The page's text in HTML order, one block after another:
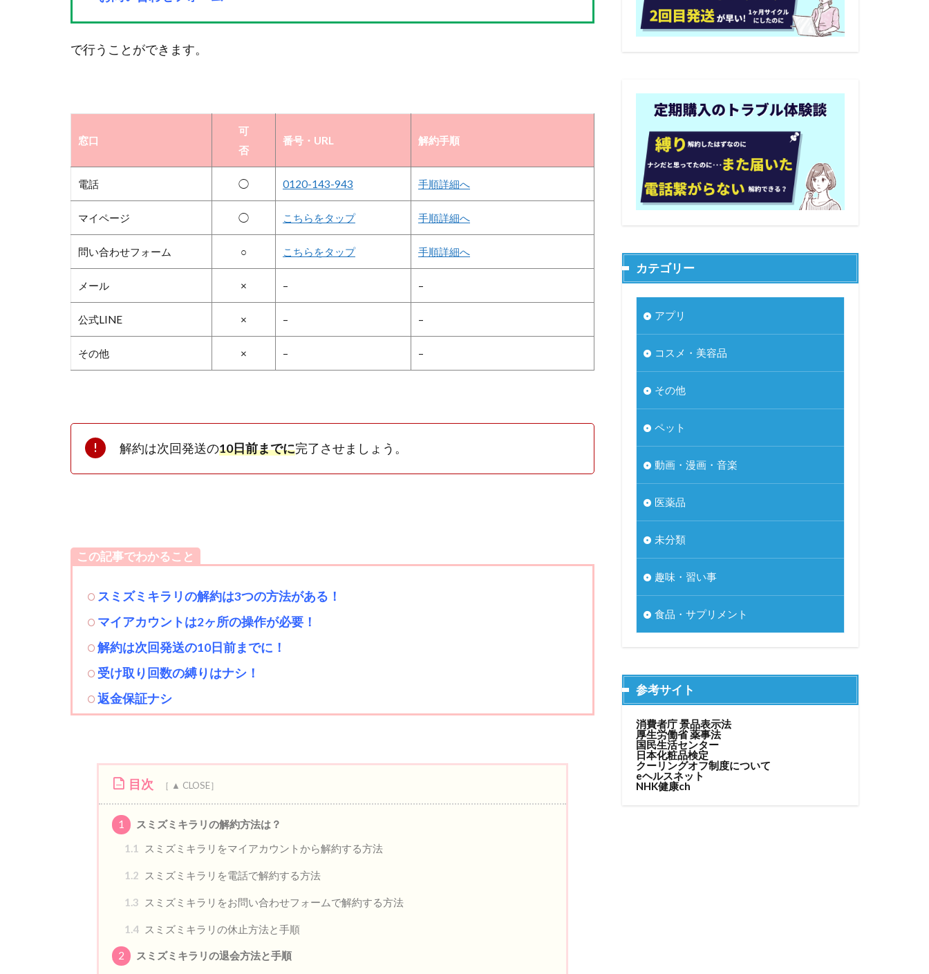
で行うことができます。
窓口
可
否
番号・URL 解約手順
電話 ◯ 0120-143-943 手順詳細へ
マイページ ◯ こちらをタップ 手順詳細へ
問い合わせフォーム ○ こちらをタップ 手順詳細へ
メール × – –
公式LINE × – –
その他 × – –
解約は次回発送の10日前までに完了させましょう。
この記事でわかること
スミズミキラリの解約は3つの方法がある！
マイアカウントは2ヶ所の操作が必要！
解約は次回発送の10日前までに！
受け取り回数の縛りはナシ！
返金保証ナシ
目次
1
スミズミキラリの解約方法は？
1.1
スミズミキラリをマイアカウントから解約する方法
1.2 スミズミキラリを電話で解約する方法
1.3 スミズミキラリをお問い合わせフォームで解約する方法
1.4 スミズミキラリの休止方法と手順
2
スミズミキラリの退会方法と手順
カテゴリー
アプリ
コスメ・美容品
その他
ペット
動画・漫画・音楽
医薬品
未分類
趣味・習い事
食品・サプリメント
参考サイト
消費者庁 景品表示法
厚生労働省 薬事法
国民生活センター
日本化粧品検定
クーリングオフ制度について
eヘルスネット
NHK健康ch